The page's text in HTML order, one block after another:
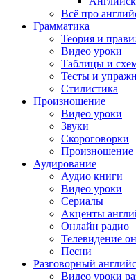
Всё про
Грамматика
Теория и
Видео уроки
Таблицы и
Тесты и
Стилистика
Произношение
Видео уроки
Звуки
Скороговорки
Произношение
Аудирование
Аудио книги
Видео уроки
Сериалы
Акценты
Онлайн радио
Телевидение
Песни
Разговорный
Видео уроки